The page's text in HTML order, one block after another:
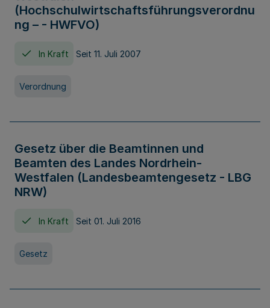
(Hochschulwirtschaftsführungsverordnu
ng – - HWFVO)
In Kraft Seit 11. Juli 2007
Verordnung
Gesetz über die Beamtinnen und
Beamten des Landes Nordrhein-
Westfalen (Landesbeamtengesetz - LBG
NRW)
In Kraft Seit 01. Juli 2016
Gesetz